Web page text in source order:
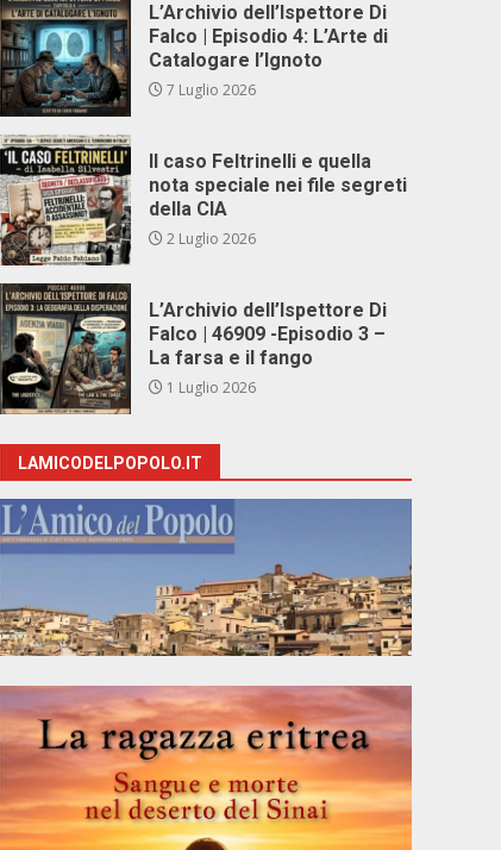
L’Archivio dell’Ispettore Di
Falco | Episodio 4: L’Arte di
Catalogare l’Ignoto
7 Luglio 2026
Il caso Feltrinelli e quella
nota speciale nei file segreti
della CIA
2 Luglio 2026
L’Archivio dell’Ispettore Di
Falco | 46909 -Episodio 3 –
La farsa e il fango
1 Luglio 2026
LAMICODELPOPOLO.IT